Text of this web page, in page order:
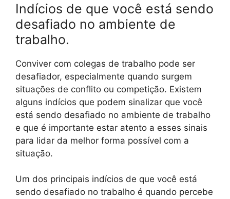
Indícios de que você está sendo
desafiado no ambiente de
trabalho.
Conviver com colegas de trabalho pode ser
desafiador, especialmente quando surgem
situações de conflito ou competição. Existem
alguns indícios que podem sinalizar que você
está sendo desafiado no ambiente de trabalho
e que é importante estar atento a esses sinais
para lidar da melhor forma possível com a
situação.
Um dos principais indícios de que você está
sendo desafiado no trabalho é quando percebe